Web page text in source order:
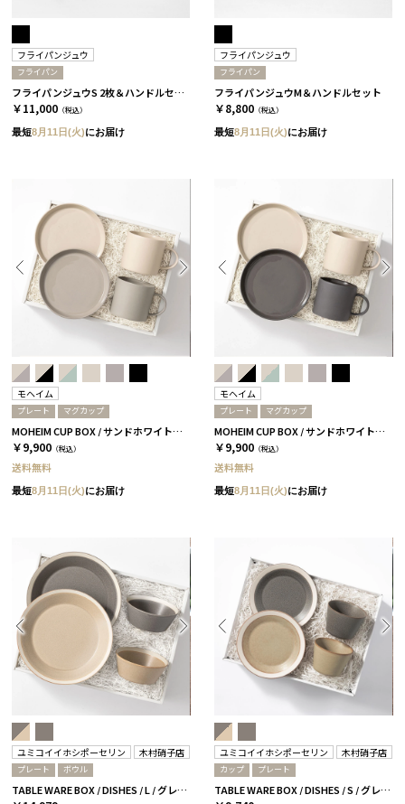
フライパンジュウ
フライパン
フライパンジュウS 2枚＆ハンドルセット
￥11,000 （税込）
最短8月11日(火)にお届け
フライパンジュウ
フライパン
フライパンジュウM＆ハンドルセット
￥8,800 （税込）
最短8月11日(火)にお届け
モヘイム
プレート マグカップ
MOHEIM CUP BOX / サンドホワイト＆グレー［モヘイム］
￥9,900 （税込）
送料無料
最短8月11日(火)にお届け
モヘイム
プレート マグカップ
MOHEIM CUP BOX / サンドホワイト＆ブラック［モヘイム］
￥9,900 （税込）
送料無料
最短8月11日(火)にお届け
ユミコイイホシポーセリン 木村硝子店
プレート ボウル
TABLE WARE BOX / DISHES / L / グレー＆ベージュ［イイホシユミコ×木村硝子店］
ユミコイイホシポーセリン 木村硝子店
カップ プレート
TABLE WARE BOX / DISHES / S / グレー＆ベージュ［イイホシユミコ×木村硝子店］